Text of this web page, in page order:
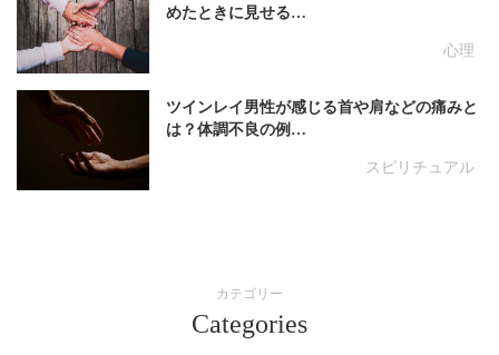
心理
めたときに見せる…
スピリチュアル
ツインレイ男性が感じる首や肩などの痛みと
は？体調不良の例…
カテゴリー
Categories